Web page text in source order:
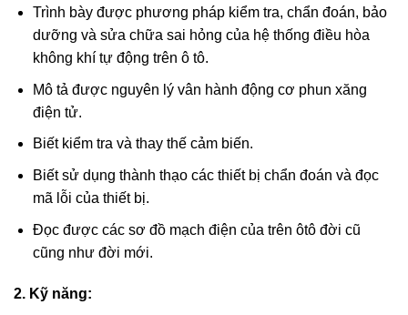
Trình bày được phương pháp kiểm tra, chẩn đoán, bảo
dưỡng và sửa chữa sai hỏng của hệ thống điều hòa
không khí tự động trên ô tô.
Mô tả được nguyên lý vân hành động cơ phun xăng
điện tử.
Biết kiểm tra và thay thế cảm biến.
Biết sử dụng thành thạo các thiết bị chẩn đoán và đọc
mã lỗi của thiết bị.
Đọc được các sơ đồ mạch điện của trên ôtô đời cũ
cũng như đời mới.
2. Kỹ năng: